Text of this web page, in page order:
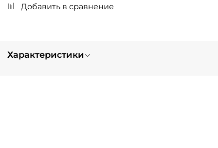
Добавить в сравнение
Характеристики